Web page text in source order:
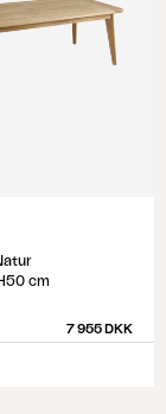
cm
7 955 DKK